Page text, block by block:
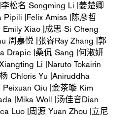
松名 Songming Li |姜楚卿
Pipili |Felix Amiss |陈彦哲
Xiao |成思 Si Cheng
周嘉悦 |张睿Ray Zhang |郭
Drapic |桑侃 Sang |何淑妍
Li |Naruto Tokairin
Chloris Yu |Aniruddha
Qiu |金茶璇 Kim
|Mika Woll |汤佳音Dian
Luo |周源 Yuan Zhou |立尼